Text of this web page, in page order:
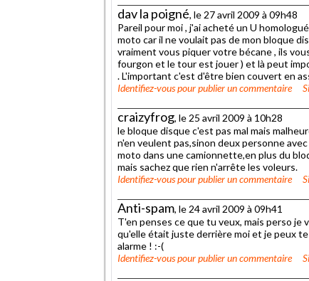
dav la poigné, le 27 avril 2009 à 09h48
Pareil pour moi , j'ai acheté un U
moto car il ne voulait pas de mon bloque
vraiment vous piquer votre bécane , ils
fourgon et le tour est jouer ) et là peut
. L'important c'est d'être bien couvert en
Identifiez-vouspour publier un commentaire
craizyfrog, le 25 avril 2009 à 10h28
le bloque disque c'est pas mal mais
n'en veulent pas,sinon deux personne
moto dans une camionnette,en plus du
mais sachez que rien n'arrête les voleurs.
Identifiez-vouspour publier un commentaire
Anti-spam, le 24 avril 2009 à 09h41
T'en penses ce que tu veux, mais perso je
qu'elle était juste derrière moi et je peux te
alarme ! :-(
Identifiez-vouspour publier un commentaire